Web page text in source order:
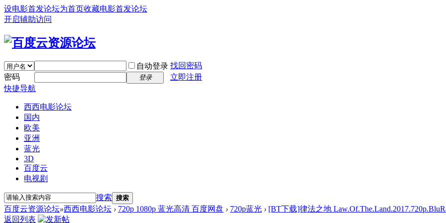
设电影首发论坛为首页收藏电影首发论坛
开启辅助访问
自动登录 找回密码
密码
登录
立即注册
快捷导航
西西电影论坛
国内
欧美
亚洲
蓝光
3D
百度云
电视剧
搜索 搜索
百度云资源论坛»西西电影论坛 › 720p 1080p 蓝光高清 百度网盘 › 720p蓝光 › [BT下载]律法之地
返回列表